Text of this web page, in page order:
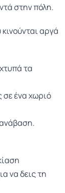
στην πόλη.
αργά
τα
σε ένα χωριό
να δεις τη